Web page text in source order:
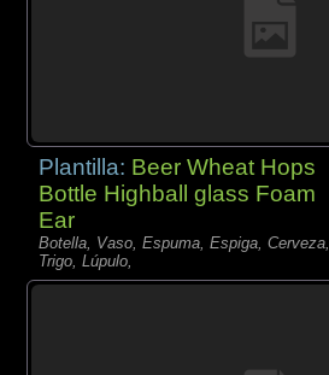
Plantilla: Beer Wheat Hops
Bottle Highball glass Foam
Ear
Botella, Vaso, Espuma, Espiga, Cerveza,
Trigo, Lúpulo,